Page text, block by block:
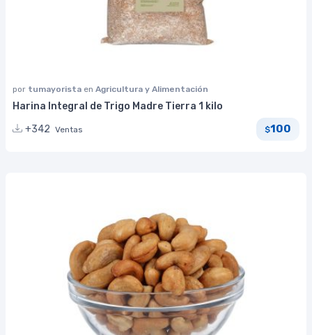
por tumayorista en Agricultura y Alimentación
Harina Integral de Trigo Madre Tierra 1 kilo
+342 Ventas $100